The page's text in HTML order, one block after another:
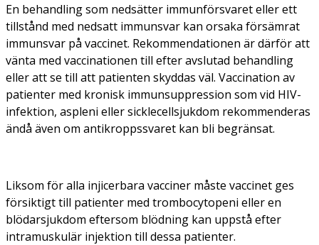
En behandling som nedsätter immunförsvaret eller ett
tillstånd med nedsatt immunsvar kan orsaka försämrat
immunsvar på vaccinet. Rekommendationen är därför att
vänta med vaccinationen till efter avslutad behandling
eller att se till att patienten skyddas väl. Vaccination av
patienter med kronisk immunsuppression som vid HIV-
infektion, aspleni eller sicklecellsjukdom rekommenderas
ändå även om antikroppssvaret kan bli begränsat.
Liksom för alla injicerbara vacciner måste vaccinet ges
försiktigt till patienter med trombocytopeni eller en
blödarsjukdom eftersom blödning kan uppstå efter
intramuskulär injektion till dessa patienter.